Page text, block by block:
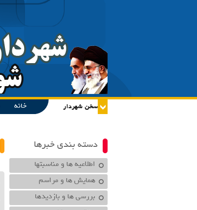
خانه
دسته بندی خبرها
اطلاعیه ها و مناسبتها
همایش ها و مراسم
بررسی ها و بازدیدها